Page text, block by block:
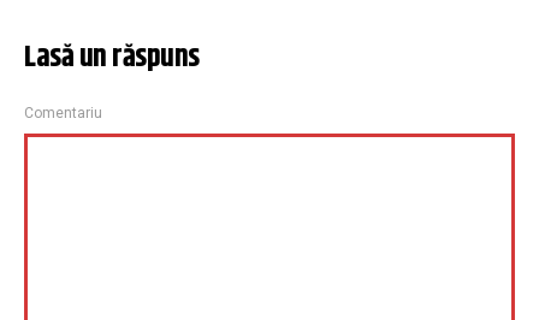
Lasă un răspuns
Comentariu